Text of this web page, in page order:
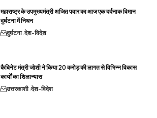
महाराष्ट्र के उपमुख्यमंत्री अजित पवार का आज एक दर्दनाक विमान
दुर्घटना में निधन
दुर्घटना देश-विदेश
कैबिनेट मंत्री जोशी ने किया 20 करोड़ की लागत से विभिन्न विकास
कार्यों का शिलान्यास
उत्तरकाशी देश-विदेश